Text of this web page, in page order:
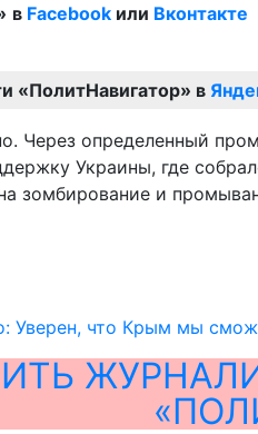
в Facebook или Вконтакте
«ПолитНавигатор» в
Через определенный
Украины, где
зомбирование и
Уверен, что Крым мы